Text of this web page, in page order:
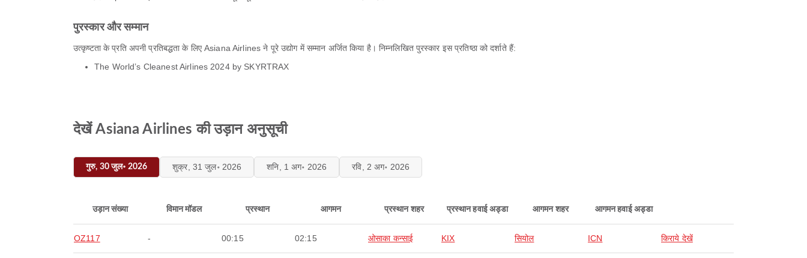
पुरस्कार और सम्मान
उत्कृष्टता के प्रति अपनी प्रतिबद्धता के लिए Asiana Airlines ने पूरे उद्योग में सम्मान अर्जित किया है। निम्नलिखित पुरस्कार इस प्रतिष्ठा को दर्शाते हैं:
The World’s Cleanest Airlines 2024 by SKYRTRAX
देखें Asiana Airlines की उड़ान अनुसूची
गुरु, 30 जुल॰ 2026 शुक्र, 31 जुल॰ 2026 शनि, 1 अग॰ 2026 रवि, 2 अग॰ 2026
उड़ान संख्या विमान मॉडल प्रस्थान आगमन प्रस्थान शहर प्रस्थान हवाई अड्डा आगमन शहर आगमन हवाई अड्डा
OZ117 - 00:15 02:15 ओसाका कन्साई KIX सियोल ICN किराये देखें